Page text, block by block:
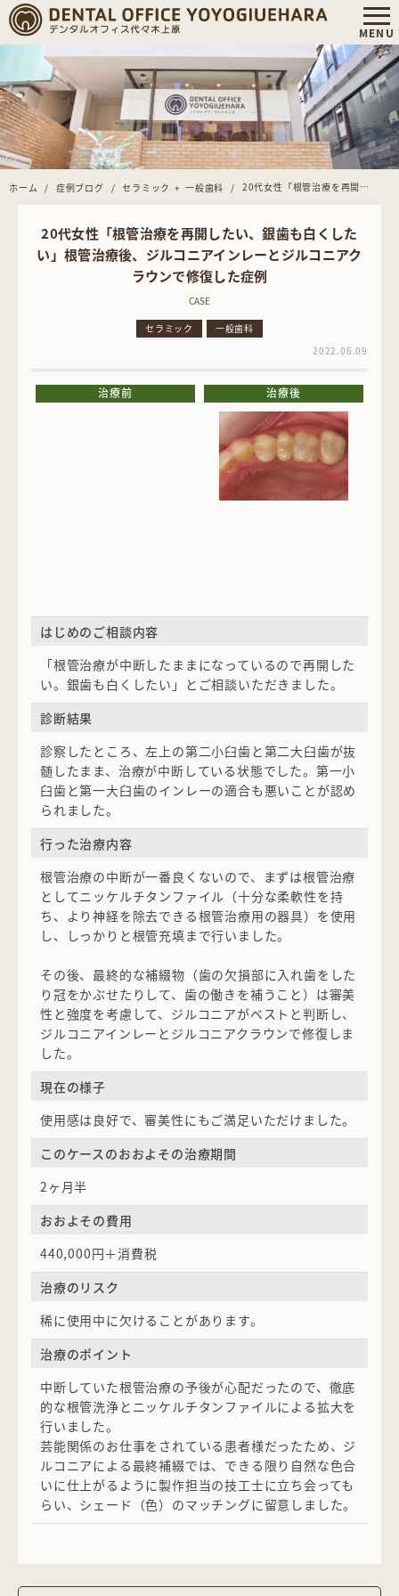
ホーム 症例ブログ セラミック 一般歯科 20代女性「根管治療を再開したい、銀歯も白くしたい」根管治療後、ジルコニアインレーとジルコニアクラウンで修復した症例
20代女性「根管治療を再開したい、銀歯も白くした
い」根管治療後、ジルコニアインレーとジルコニアク
ラウンで修復した症例
CASE
セラミック
一般歯科
2022.06.09
治療前 治療後
はじめのご相談内容
「根管治療が中断したままになっているので再開した
い。銀歯も白くしたい」とご相談いただきました。
診断結果
診察したところ、左上の第二小臼歯と第二大臼歯が抜
髄したまま、治療が中断している状態でした。第一小
臼歯と第一大臼歯のインレーの適合も悪いことが認め
られました。
行った治療内容
根管治療の中断が一番良くないので、まずは根管治療
としてニッケルチタンファイル（十分な柔軟性を持
ち、より神経を除去できる根管治療用の器具）を使用
し、しっかりと根管充填まで行いました。
その後、最終的な補綴物（歯の欠損部に入れ歯をした
り冠をかぶせたりして、歯の働きを補うこと）は審美
性と強度を考慮して、ジルコニアがベストと判断し、
ジルコニアインレーとジルコニアクラウンで修復しま
した。
現在の様子
使用感は良好で、審美性にもご満足いただけました。
このケースのおおよその治療期間
2ヶ月半
おおよその費用
440,000円＋消費税
治療のリスク
稀に使用中に欠けることがあります。
治療のポイント
中断していた根管治療の予後が心配だったので、徹底
的な根管洗浄とニッケルチタンファイルによる拡大を
行いました。
芸能関係のお仕事をされている患者様だったため、ジ
ルコニアによる最終補綴では、できる限り自然な色合
いに仕上がるように製作担当の技工士に立ち会っても
らい、シェード（色）のマッチングに留意しました。